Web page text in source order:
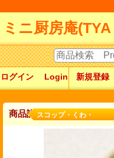
ミニ厨房庵
ログイン Login 新規登
商品詳細スコップ・くわ